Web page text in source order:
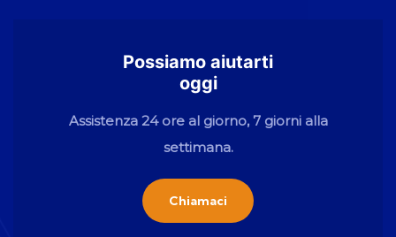
Possiamo aiutarti
oggi
Assistenza 24 ore al giorno, 7 giorni alla
settimana.
Chiamaci